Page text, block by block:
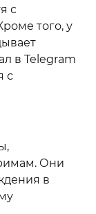
с
того, у
в Telegram
с
Они
в